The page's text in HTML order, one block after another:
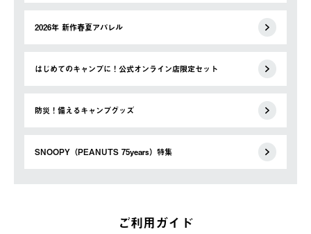
2026年 新作春夏アパレル
はじめてのキャンプに！公式オンライン店限定セット
防災！備えるキャンプグッズ
SNOOPY（PEANUTS 75years）特集
ご利用ガイド